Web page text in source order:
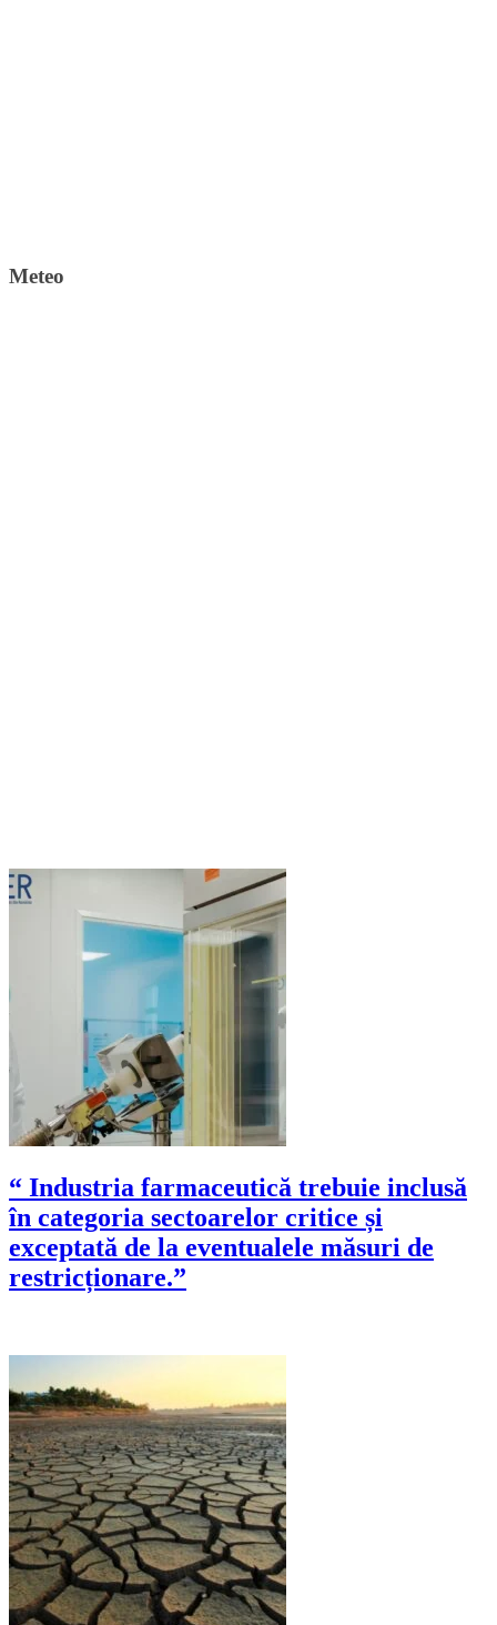
Meteo
“ Industria farmaceutică trebuie inclusă
în categoria sectoarelor critice și
exceptată de la eventualele măsuri de
restricționare.”